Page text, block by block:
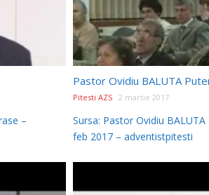
–
Pitesti AZS 2 martie 2017
Sursa: Pastor Ovidiu
feb 2017 – adventistpitesti